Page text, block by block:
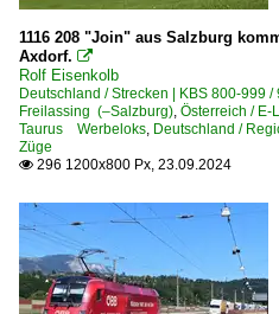
1116 208 "Join" aus Salzburg
Axdorf. 
Rolf Eisenkolb
Deutschland / Strecken | KBS 800-
Freilassing (–Salzburg), Österreich /
Taurus Werbeloks, Deutschland /
Züge
 296 1200x800 Px, 23.09.2024